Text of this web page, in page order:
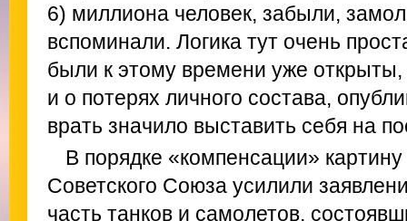
6) миллиона человек, забыли,
вспоминали. Логика тут очень
были к этому времени уже
и о потерях личного состава,
врать значило выставить себя на
В порядке «компенсации»
Советского Союза усилили
часть танков и самолетов,